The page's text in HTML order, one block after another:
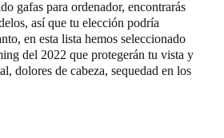
gafas para ordenador, encontrarás
así que tu elección podría
en esta lista hemos seleccionado
del 2022 que protegerán tu vista y
dolores de cabeza, sequedad en los